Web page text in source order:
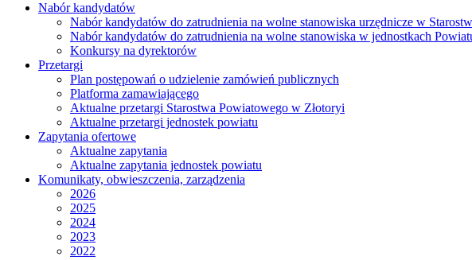
Nabór kandydatów
Nabór kandydatów do zatrudnienia na wolne stanowiska urzędnicze w
Nabór kandydatów do zatrudnienia na wolne stanowiska w jednostkach
Konkursy na dyrektorów
Przetargi
Plan postępowań o udzielenie zamówień publicznych
Platforma zamawiającego
Aktualne przetargi Starostwa Powiatowego w Złotoryi
Aktualne przetargi jednostek powiatu
Zapytania ofertowe
Aktualne zapytania
Aktualne zapytania jednostek powiatu
Komunikaty, obwieszczenia, zarządzenia
2026
2025
2024
2023
2022